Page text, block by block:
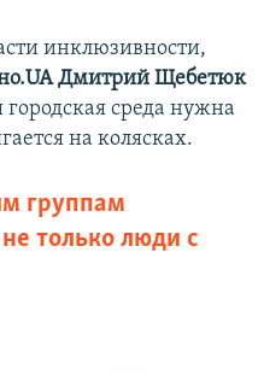
инклюзивности,
Дмитрий Щебетюк
среда нужна
на колясках.
группам
только люди с